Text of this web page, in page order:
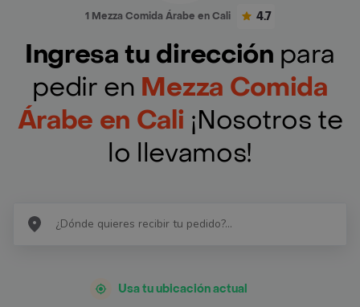
1 Mezza Comida Árabe en Cali 4.7
Ingresa tu dirección para
pedir en Mezza Comida
Árabe en Cali ¡Nosotros te
lo llevamos!
Usa tu ubicación actual